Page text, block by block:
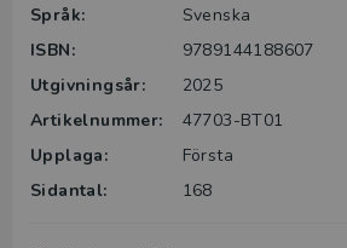
på ett
Språk:
Svenska
ISBN:
9789144188607
Utgivningsår:
2025
Artikelnummer:
47703-BT01
Upplaga:
Första
Sidantal:
168